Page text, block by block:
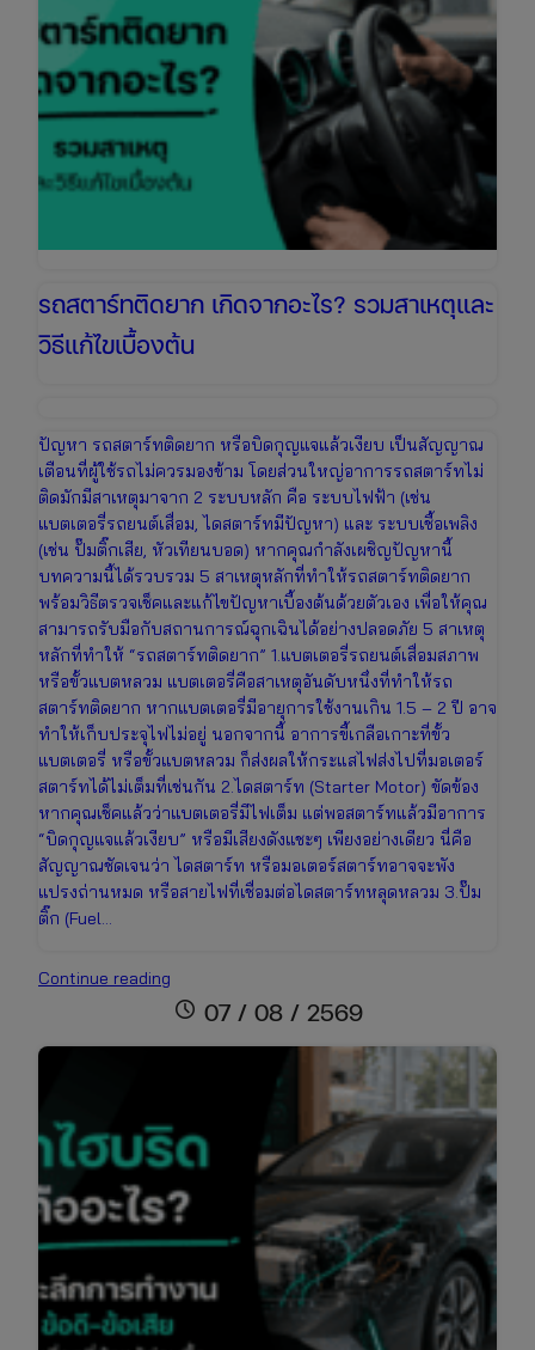
และ
ปลอดภัย
สตาร์ท
ติด
ง่าย
5
รถสตาร์ทติดยาก เกิดจากอะไร? รวมสาเหตุและ
วิธีแก้ไขเบื้องต้น
ปัญหา รถสตาร์ทติดยาก หรือบิดกุญแจแล้วเงียบ เป็นสัญญาณ
เตือนที่ผู้ใช้รถไม่ควรมองข้าม โดยส่วนใหญ่อาการรถสตาร์ทไม่
ติดมักมีสาเหตุมาจาก 2 ระบบหลัก คือ ระบบไฟฟ้า (เช่น
แบตเตอรี่รถยนต์เสื่อม, ไดสตาร์ทมีปัญหา) และ ระบบเชื้อเพลิง
(เช่น ปั๊มติ๊กเสีย, หัวเทียนบอด) หากคุณกำลังเผชิญปัญหานี้
บทความนี้ได้รวบรวม 5 สาเหตุหลักที่ทำให้รถสตาร์ทติดยาก
พร้อมวิธีตรวจเช็คและแก้ไขปัญหาเบื้องต้นด้วยตัวเอง เพื่อให้คุณ
สามารถรับมือกับสถานการณ์ฉุกเฉินได้อย่างปลอดภัย 5 สาเหตุ
หลักที่ทำให้ “รถสตาร์ทติดยาก” 1.แบตเตอรี่รถยนต์เสื่อมสภาพ
หรือขั้วแบตหลวม แบตเตอรี่คือสาเหตุอันดับหนึ่งที่ทำให้รถ
สตาร์ทติดยาก หากแบตเตอรี่มีอายุการใช้งานเกิน 1.5 – 2 ปี อาจ
ทำให้เก็บประจุไฟไม่อยู่ นอกจากนี้ อาการขี้เกลือเกาะที่ขั้ว
แบตเตอรี่ หรือขั้วแบตหลวม ก็ส่งผลให้กระแสไฟส่งไปที่มอเตอร์
สตาร์ทได้ไม่เต็มที่เช่นกัน 2.ไดสตาร์ท (Starter Motor) ขัดข้อง
หากคุณเช็คแล้วว่าแบตเตอรี่มีไฟเต็ม แต่พอสตาร์ทแล้วมีอาการ
“บิดกุญแจแล้วเงียบ” หรือมีเสียงดังแชะๆ เพียงอย่างเดียว นี่คือ
สัญญาณชัดเจนว่า ไดสตาร์ท หรือมอเตอร์สตาร์ทอาจจะพัง
แปรงถ่านหมด หรือสายไฟที่เชื่อมต่อไดสตาร์ทหลุดหลวม 3.ปั๊ม
ติ๊ก (Fuel…
Continue reading
สตาร์ท
อะไร?
รวม
สาเหตุ
และ
วิธี
เบื้อง
ต้น
schedule 07 / 08 / 2569